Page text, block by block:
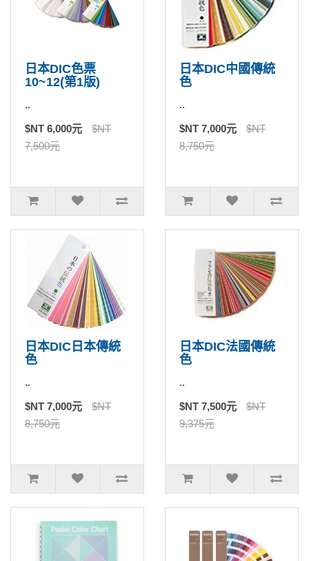
日本DIC色票
10~12(第1版)
..
$NT 6,000元
$NT
7,500元
日本DIC中國傳統
色
..
$NT 7,000元
$NT
8,750元
日本DIC日本傳統
色
..
$NT 7,000元
$NT
8,750元
日本DIC法國傳統
色
..
$NT 7,500元
$NT
9,375元